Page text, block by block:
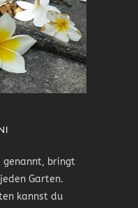
genannt, bringt
Garten.
kannst du